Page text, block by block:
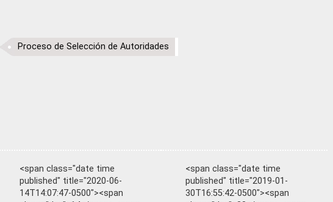
Proceso de Selección de Autoridades
<span class="date time
published" title="2020-06-
14T14:07:47-0500"><span
<span class="date time
published" title="2019-01-
30T16:55:42-0500"><span